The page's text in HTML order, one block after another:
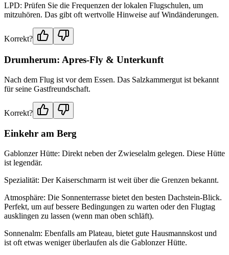
LPD: Prüfen Sie die Frequenzen der lokalen Flugschulen, um
mitzuhören. Das gibt oft wertvolle Hinweise auf Windänderungen.
Korrekt?
Drumherum: Apres-Fly & Unterkunft
Nach dem Flug ist vor dem Essen. Das Salzkammergut ist bekannt
für seine Gastfreundschaft.
Korrekt?
Einkehr am Berg
Gablonzer Hütte: Direkt neben der Zwieselalm gelegen. Diese Hütte
ist legendär.
Spezialität: Der Kaiserschmarrn ist weit über die Grenzen bekannt.
Atmosphäre: Die Sonnenterrasse bietet den besten Dachstein-Blick.
Perfekt, um auf bessere Bedingungen zu warten oder den Flugtag
ausklingen zu lassen (wenn man oben schläft).
Sonnenalm: Ebenfalls am Plateau, bietet gute Hausmannskost und
ist oft etwas weniger überlaufen als die Gablonzer Hütte.